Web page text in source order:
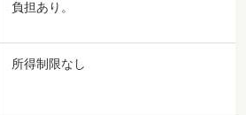
負担あり。
所得制限なし